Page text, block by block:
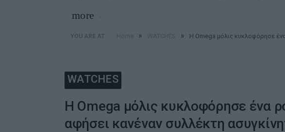
more
YOU ARE AT: » » Η Omega μόλις κυκλοφόρησε
WATCHES
Η Omega μόλις κυκλοφόρησε ένα
αφήσει κανέναν συλλέκτη